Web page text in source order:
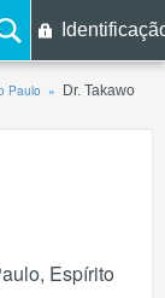
Paulo
Dr. Takawo
Espírito